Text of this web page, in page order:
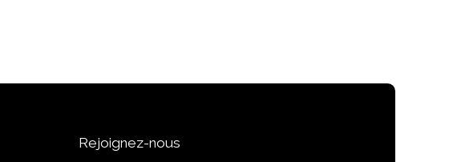
Rejoignez-nous